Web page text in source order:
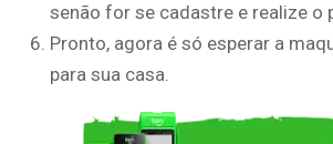
senão for se cadastre e realize o
Pronto, agora é só esperar a
para sua casa.